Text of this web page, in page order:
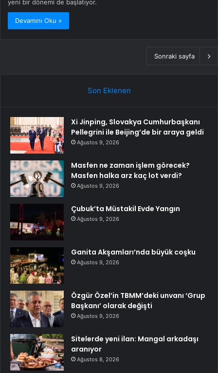
yeni bir dönemi de başlatıyor.
Devamını Oku »
Sonraki sayfa
Son Eklenen
Xi Jinping, Slovakya Cumhurbaşkanı
Pellegrini ile Beijing’de bir araya geldi
Ağustos 9, 2026
Masfen ne zaman işlem görecek?
Masfen halka arz kaç lot verdi?
Ağustos 9, 2026
Çubuk’ta Müstakil Evde Yangın
Ağustos 9, 2026
Ganita Akşamları’nda büyük coşku
Ağustos 9, 2026
Özgür Özel’in TBMM’deki unvanı ‘Grup
Başkanı’ olarak değişti
Ağustos 9, 2026
Sitelerde yeni ilan: Mangal arkadaşı
aranıyor
Ağustos 8, 2026